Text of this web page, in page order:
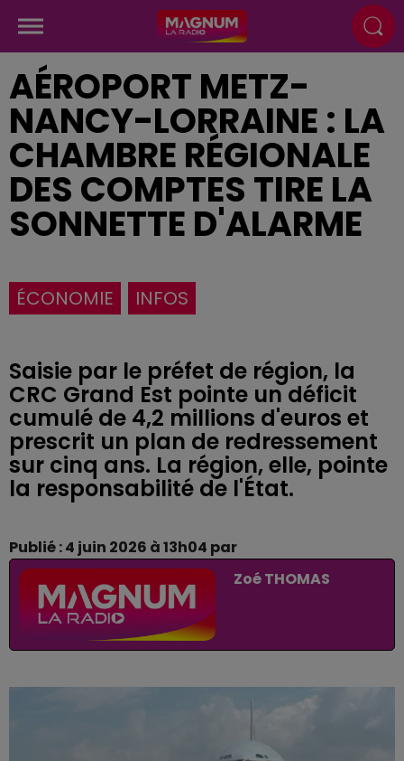
AÉROPORT METZ-
NANCY-LORRAINE : LA
CHAMBRE RÉGIONALE
DES COMPTES TIRE LA
SONNETTE D'ALARME
ÉCONOMIE INFOS
Saisie par le préfet de région, la
CRC Grand Est pointe un déficit
cumulé de 4,2 millions d'euros et
prescrit un plan de redressement
sur cinq ans. La région, elle, pointe
la responsabilité de l'État.
Publié : 4 juin 2026 à 13h04 par
Zoé THOMAS